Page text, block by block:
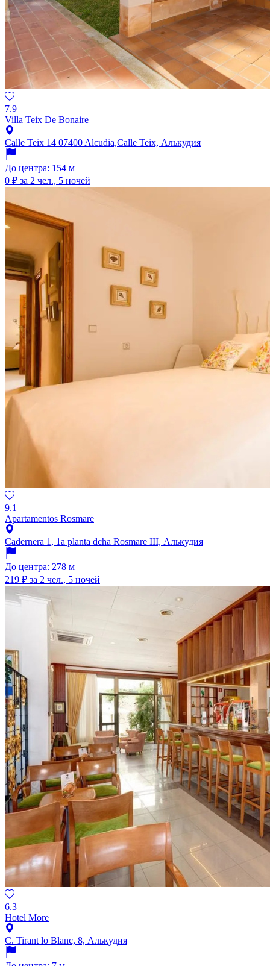
7.9
Villa Teix De Bonaire
Calle Teix 14 07400 Alcudia,Calle Teix, Алькудия
До центра: 154 м
0 ₽ за 2 чел., 5 ночей
9.1
Apartamentos Rosmare
Cadernera 1, 1a planta dcha Rosmare III, Алькудия
До центра: 278 м
219 ₽ за 2 чел., 5 ночей
6.3
Hotel More
C. Tirant lo Blanc, 8, Алькудия